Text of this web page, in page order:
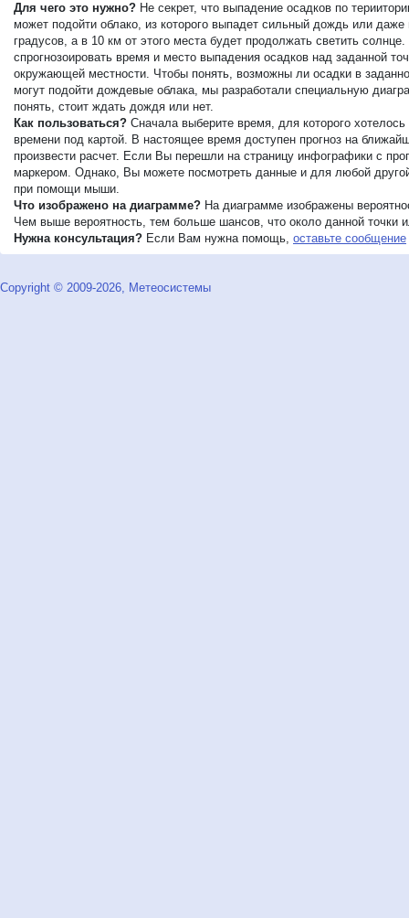
Для чего это нужно? Не секрет, что выпадение осадков по
может подойти облако, из которого выпадет сильный дождь или
градусов, а в 10 км от этого места будет продолжать светить
спрогнозоировать время и место выпадения осадков над заданной
окружающей местности. Чтобы понять, возможны ли осадки в
могут подойти дождевые облака, мы разработали специальную
понять, стоит ждать дождя или нет.
Как пользоваться? Сначала выберите время, для которого
времени под картой. В настоящее время доступен прогноз на
произвести расчет. Если Вы перешли на страницу инфографики с
маркером. Однако, Вы можете посмотреть данные и для любой
при помощи мыши.
Что изображено на диаграмме? На диаграмме изображены
Чем выше вероятность, тем больше шансов, что около данной точки
Нужна консультация? Если Вам нужна помощь, оставьте сообщение
Copyright © 2009-2026, Метеосистемы